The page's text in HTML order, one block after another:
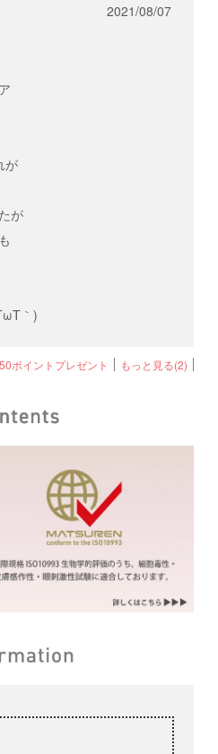
2021/08/07
が
が
｀)
ポイントプレゼント もっと見る(2)